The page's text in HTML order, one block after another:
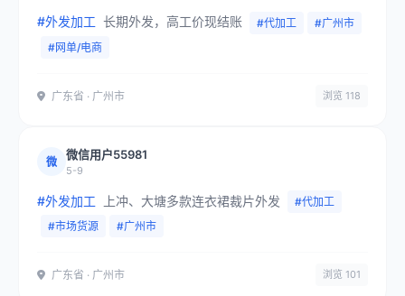
#外发加工 长期外发，高工价现结账 #代加工
#广州市
#网单/电商
广东省 · 广州市 浏览 118
微
微信用户55981
5-9
#外发加工 上冲、大塘多款连衣裙裁片外发
#代加工
#市场货源
#广州市
广东省 · 广州市 浏览 101